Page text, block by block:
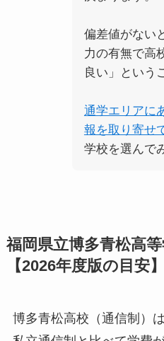
偏差値がない
力の有無で高
良い」という
通学エリアに
報を取り寄せ
学校を選んで
福岡県立博多青松高
【2026年度版の目安】
博多青松高校（通信制）